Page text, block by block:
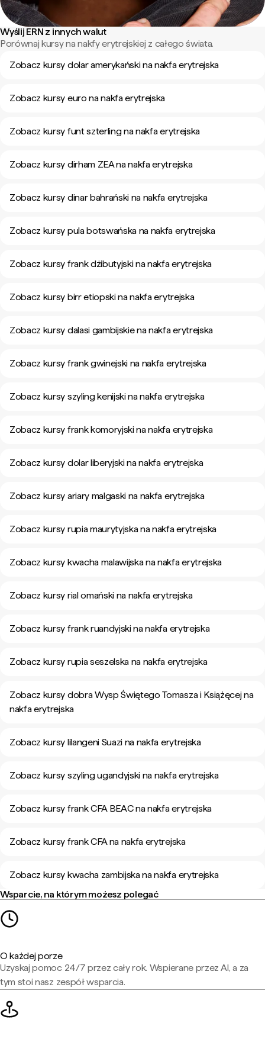
Wyślij ERN z innych walut
Porównaj kursy na nakfy erytrejskiej z całego świata.
Zobacz kursy dolar amerykański na nakfa erytrejska
Zobacz kursy euro na nakfa erytrejska
Zobacz kursy funt szterling na nakfa erytrejska
Zobacz kursy dirham ZEA na nakfa erytrejska
Zobacz kursy dinar bahrański na nakfa erytrejska
Zobacz kursy pula botswańska na nakfa erytrejska
Zobacz kursy frank dżibutyjski na nakfa erytrejska
Zobacz kursy birr etiopski na nakfa erytrejska
Zobacz kursy dalasi gambijskie na nakfa erytrejska
Zobacz kursy frank gwinejski na nakfa erytrejska
Zobacz kursy szyling kenijski na nakfa erytrejska
Zobacz kursy frank komoryjski na nakfa erytrejska
Zobacz kursy dolar liberyjski na nakfa erytrejska
Zobacz kursy ariary malgaski na nakfa erytrejska
Zobacz kursy rupia maurytyjska na nakfa erytrejska
Zobacz kursy kwacha malawijska na nakfa erytrejska
Zobacz kursy rial omański na nakfa erytrejska
Zobacz kursy frank ruandyjski na nakfa erytrejska
Zobacz kursy rupia seszelska na nakfa erytrejska
Zobacz kursy dobra Wysp Świętego Tomasza i Książęcej na
nakfa erytrejska
Zobacz kursy lilangeni Suazi na nakfa erytrejska
Zobacz kursy szyling ugandyjski na nakfa erytrejska
Zobacz kursy frank CFA BEAC na nakfa erytrejska
Zobacz kursy frank CFA na nakfa erytrejska
Zobacz kursy kwacha zambijska na nakfa erytrejska
Wsparcie, na którym możesz polegać
O każdej porze
Uzyskaj pomoc 24/7 przez cały rok. Wspierane przez AI, a za
tym stoi nasz zespół wsparcia.